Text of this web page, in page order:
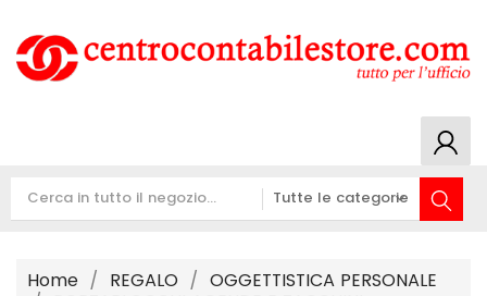
Home REGALO
OGGETTISTICA PERSONALE